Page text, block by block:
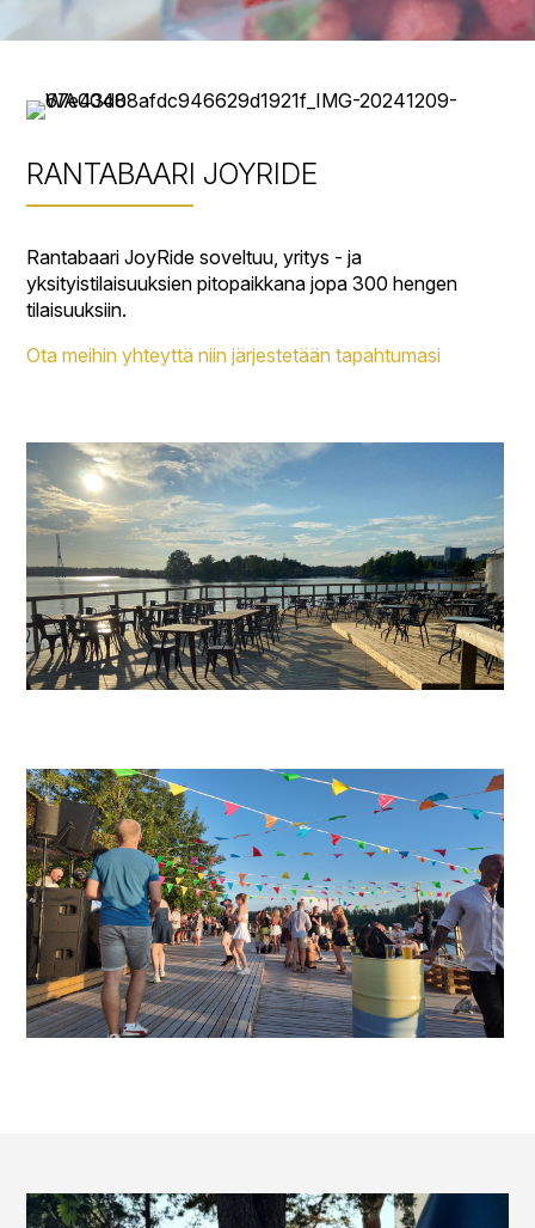
RANTABAARI JOYRIDE
Rantabaari JoyRide soveltuu, yritys - ja
yksityistilaisuuksien pitopaikkana jopa 300 hengen
tilaisuuksiin.
Ota meihin yhteyttä niin järjestetään tapahtumasi